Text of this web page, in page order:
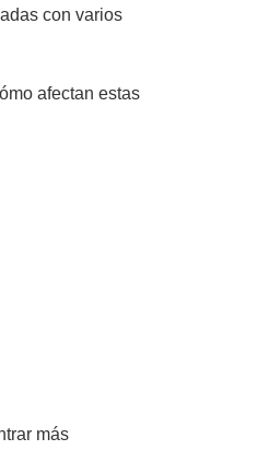
con varios
afectan estas
más